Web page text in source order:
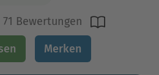
71 Bewertungen
Merken